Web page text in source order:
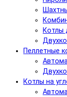
Котлы
Пеллетные
Котлы на